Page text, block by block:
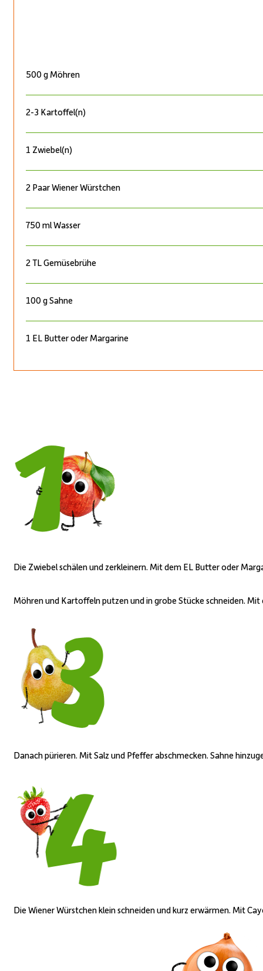
500 g Möhren
2-3 Kartoffel(n)
1 Zwiebel(n)
2 Paar Wiener Würstchen
750 ml Wasser
2 TL Gemüsebrühe
100 g Sahne
1 EL Butter oder Margarine
Die Zwiebel schälen und zerkleinern. Mit dem EL Butter oder
Möhren und Kartoffeln putzen und in grobe Stücke schneiden.
Danach pürieren. Mit Salz und Pfeffer abschmecken. Sahne
Die Wiener Würstchen klein schneiden und kurz erwärmen. Mit